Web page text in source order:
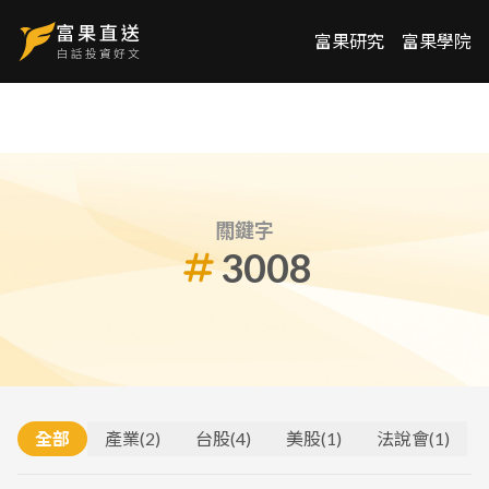
富果研究 富果學院
關鍵字
3008
全部 產業(2) 台股(4) 美股(1) 法說會(1)